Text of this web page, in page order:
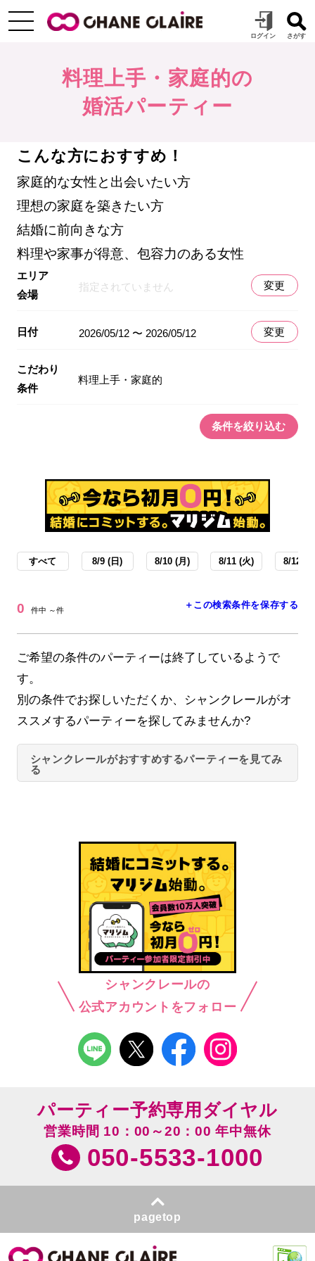
料理上手・家庭的の
婚活パーティー
こんな方におすすめ！
家庭的な女性と出会いたい方
理想の家庭を築きたい方
結婚に前向きな方
料理や家事が得意、包容力のある女性
エリア
会場
指定されていません 変更
日付 2026/05/12 〜 2026/05/12 変更
こだわり
条件
料理上手・家庭的
条件を絞り込む
すべて 8/9 (日) 8/10 (月) 8/11 (火) 8/12 (
0 件中 ～件 ＋この検索条件を保存する
ご希望の条件のパーティーは終了しているようで
す。
別の条件でお探しいただくか、シャンクレールがオ
ススメするパーティーを探してみませんか?
シャンクレールがおすすめするパーティーを見てみ
る
シャンクレールの
公式アカウントをフォロー
パーティー予約専用ダイヤル
営業時間 10：00～20：00 年中無休
050-5533-1000
pagetop